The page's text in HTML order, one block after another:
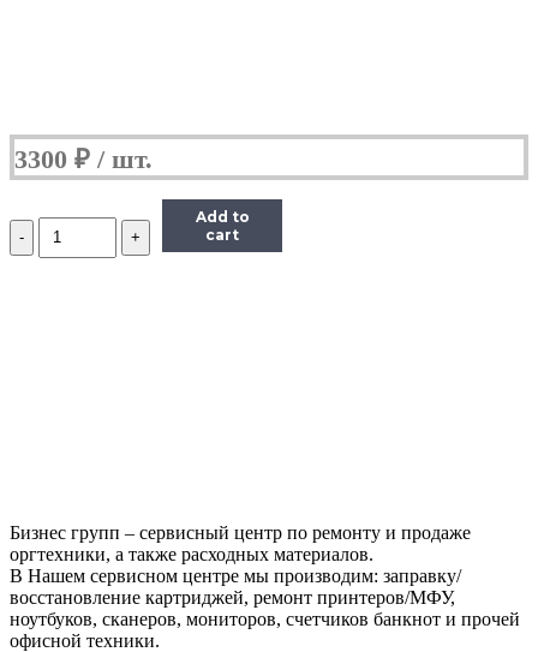
3300 ₽
Количество
Блок
Add to
cart
Бизнес групп – сервисный центр по ремонту и продаже
оргтехники, а также расходных материалов.
В Нашем сервисном центре мы производим: заправку/
восстановление картриджей, ремонт принтеров/МФУ,
ноутбуков, сканеров, мониторов, счетчиков банкнот и прочей
офисной техники.